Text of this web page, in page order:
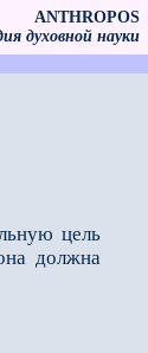
ANTHROPOS
духовной науки
цель
должна